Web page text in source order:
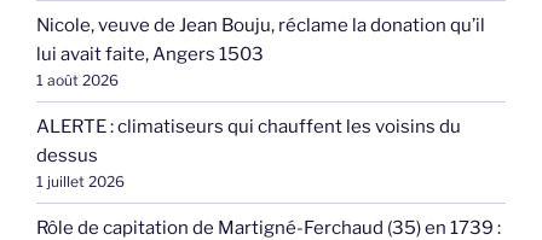
Nicole, veuve de Jean Bouju, réclame la donation qu’il
lui avait faite, Angers 1503
1 août 2026
ALERTE : climatiseurs qui chauffent les voisins du
dessus
1 juillet 2026
Rôle de capitation de Martigné-Ferchaud (35) en 1739 :